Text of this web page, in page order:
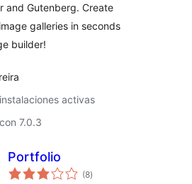
and Gutenberg. Create
galleries in seconds
builder!
activas
7.0.3
Portfolio
(8total
de
)